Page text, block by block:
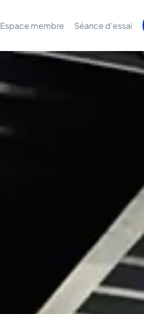
Espace membre Séance d’essai